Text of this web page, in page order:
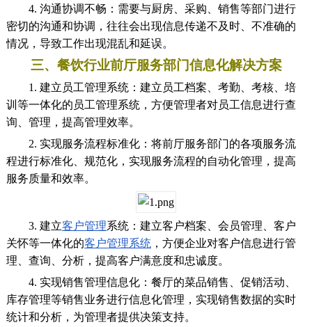
4. 沟通协调不畅：需要与厨房、采购、销售等部门进行
密切的沟通和协调，往往会出现信息传递不及时、不准确的
情况，导致工作出现混乱和延误。
三、餐饮行业前厅服务部门信息化解决方案
1. 建立员工管理系统：建立员工档案、考勤、考核、培
训等一体化的员工管理系统，方便管理者对员工信息进行查
询、管理，提高管理效率。
2. 实现服务流程标准化：将前厅服务部门的各项服务流
程进行标准化、规范化，实现服务流程的自动化管理，提高
服务质量和效率。
3. 建立客户管理系统：建立客户档案、会员管理、客户
关怀等一体化的客户管理系统，方便企业对客户信息进行管
理、查询、分析，提高客户满意度和忠诚度。
4. 实现销售管理信息化：餐厅的菜品销售、促销活动、
库存管理等销售业务进行信息化管理，实现销售数据的实时
统计和分析，为管理者提供决策支持。